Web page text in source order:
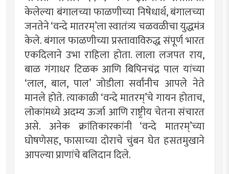
केलेल्या बंगालच्या फाळणीच्या निषेधार्थ, बंगालच्या
जनतेने ‘वन्दे मातरम्’ला स्वातंत्र्य चळवळीचा युद्धमंत्र
केले. बंगाल फाळणीच्या प्रस्तावाविरुद्ध संपूर्ण भारत
एकदिलाने उभा राहिला होता. लाला लजपत राय,
बाळ गंगाधर टिळक आणि बिपिनचंद्र पाल यांच्या
‘लाल, बाल, पाल’ जोडीला सर्वांनीच आपले नेते
मानले होते. त्याकाळी ‘वन्दे मातरम्’चे गायन होताच,
लोकांमध्ये अदम्य ऊर्जा आणि राष्ट्रीय चेतना संचारत
असे. अनेक क्रांतिकारकांनी ‘वन्दे मातरम्’च्या
घोषणेसह, फासाच्या दोराचे चुंबन घेत हसतमुखाने
आपल्या प्राणांचे बलिदान दिले.